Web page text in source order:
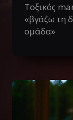
Τοξικός
«βγάζω τη
ομάδα»